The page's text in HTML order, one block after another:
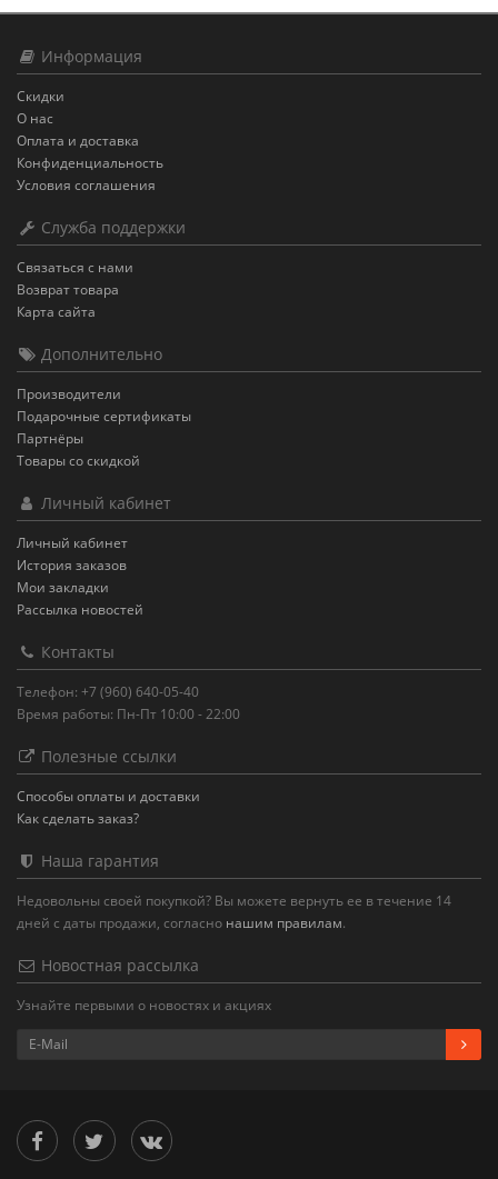
Информация
Скидки
О нас
Оплата и доставка
Конфиденциальность
Условия соглашения
Служба поддержки
Связаться с нами
Возврат товара
Карта сайта
Дополнительно
Производители
Подарочные сертификаты
Партнёры
Товары со скидкой
Личный кабинет
Личный кабинет
История заказов
Мои закладки
Рассылка новостей
Контакты
Телефон: +7 (960) 640-05-40
Время работы: Пн-Пт 10:00 - 22:00
Полезные ссылки
Способы оплаты и доставки
Как сделать заказ?
Наша гарантия
Недовольны своей покупкой? Вы можете вернуть ее в течение 14
дней с даты продажи, согласно нашим правилам.
Новостная рассылка
Узнайте первыми о новостях и акциях